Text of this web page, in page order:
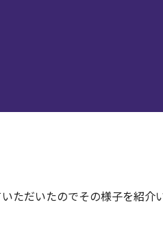
ただいたのでその様子を紹介